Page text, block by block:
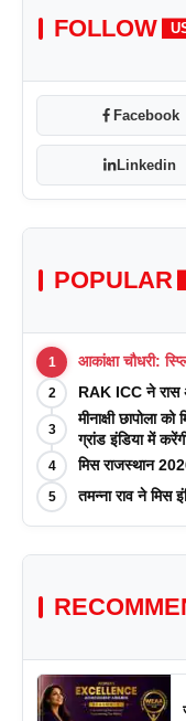
FOLLOW
Facebook
Linkedin
POPULAR
1 आकांक्षा चौधरी:
2 RAK ICC ने रास
3
मीनाक्षी छापोला
ग्रांड इंडिया में
4 मिस राजस्थान
5 तमन्ना राव ने मिस